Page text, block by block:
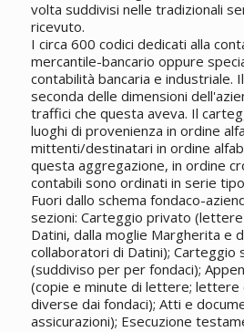
volta suddivisi nelle tradizionali
ricevuto.
I circa 600 codici dedicati alla
mercantile-bancario oppure
contabilità bancaria e industriale.
seconda delle dimensioni
traffici che questa aveva. Il
luoghi di provenienza in ordine
mittenti/destinatari in ordine
questa aggregazione, in ordine
contabili sono ordinati in serie
Fuori dallo schema fondaco-
sezioni: Carteggio privato
Datini, dalla moglie Margherita e
collaboratori di Datini); Carteggio
(suddiviso per per fondaci);
(copie e minute di lettere; lettere
diverse dai fondaci); Atti e
assicurazioni); Esecuzione